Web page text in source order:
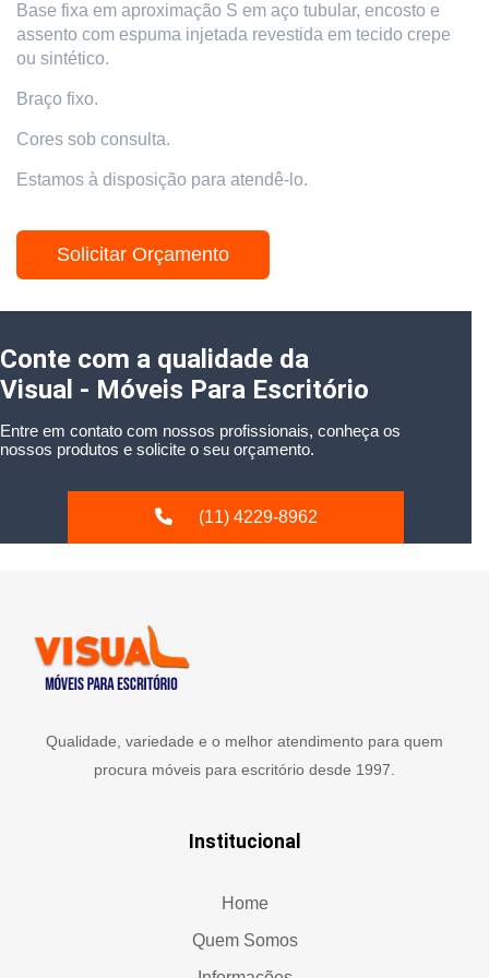
Base fixa em aproximação S em aço tubular, encosto e
assento com espuma injetada revestida em tecido crepe
ou sintético.
Braço fixo.
Cores sob consulta.
Estamos à disposição para atendê-lo.
Solicitar Orçamento
Conte com a qualidade da
Visual - Móveis Para Escritório
Entre em contato com nossos profissionais, conheça os
nossos produtos e solicite o seu orçamento.
(11) 4229-8962
Qualidade, variedade e o melhor atendimento para quem
procura móveis para escritório desde 1997.
Institucional
Home
Quem Somos